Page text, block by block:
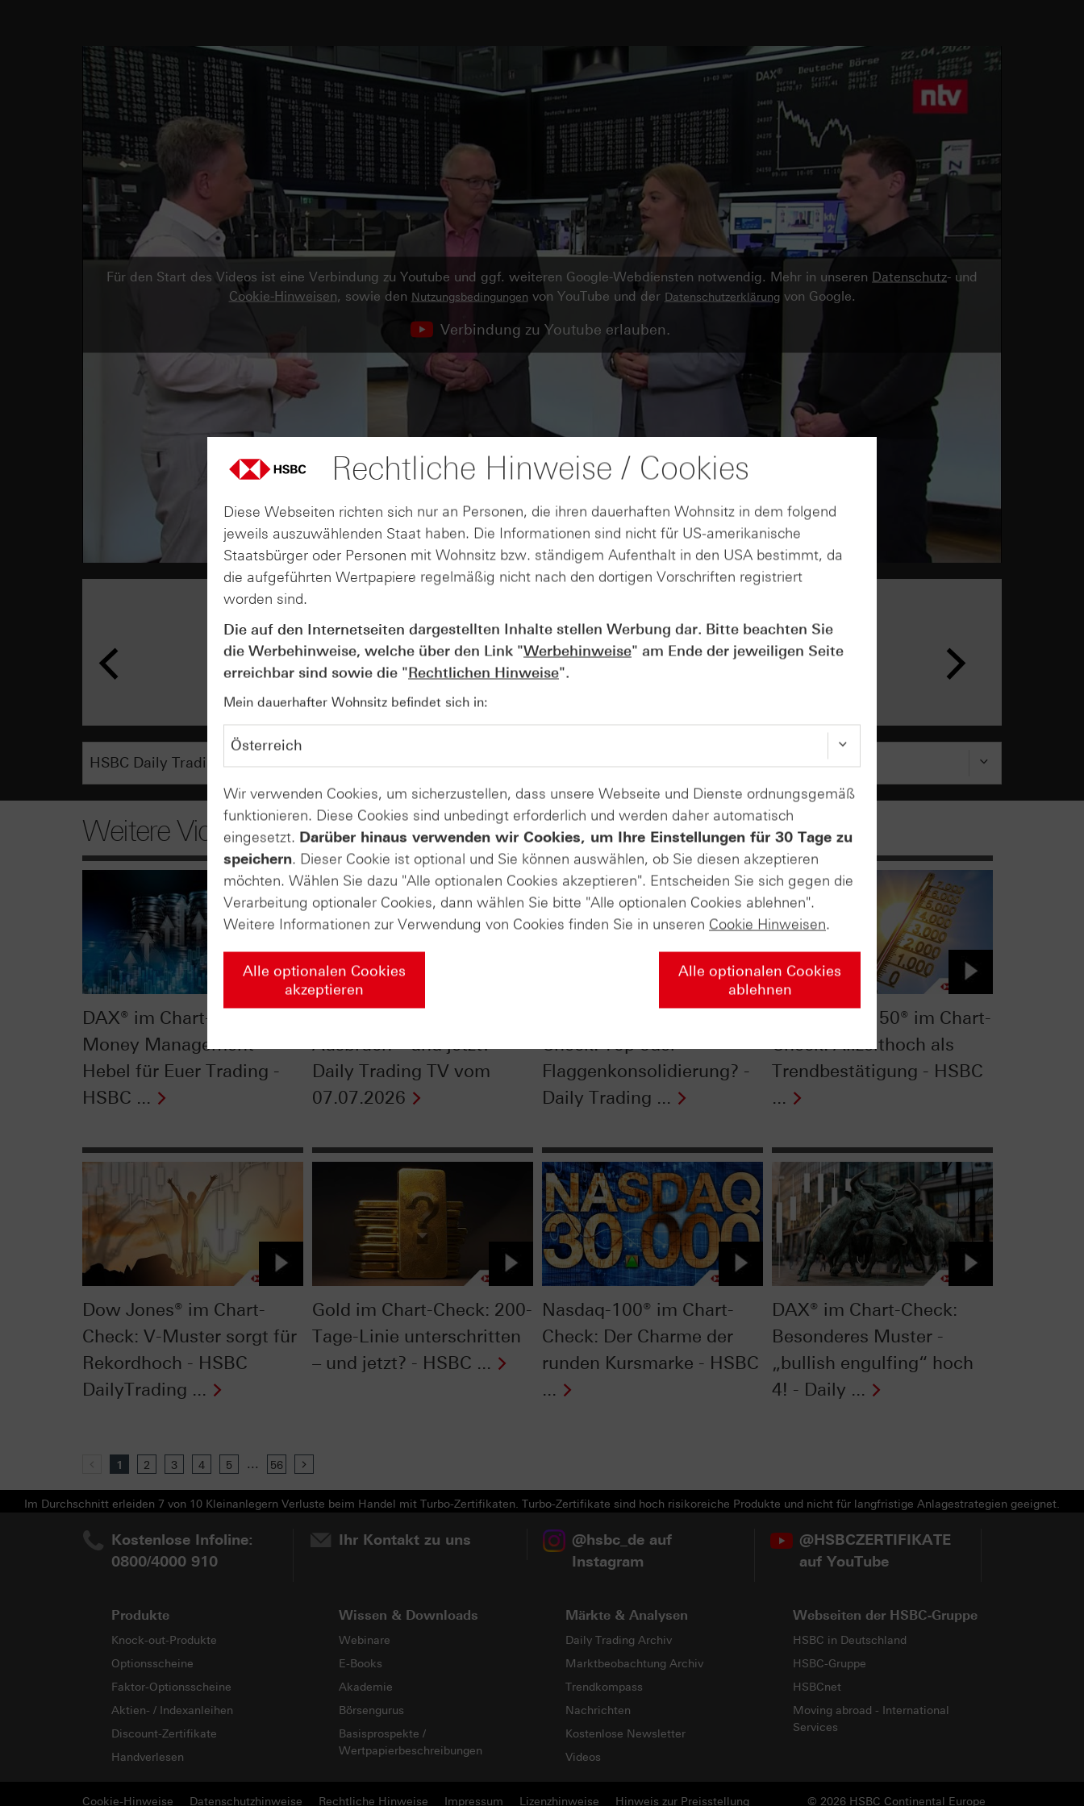
Für den Start des Videos ist eine Verbindung zu Youtube und ggf. weiteren Google-Webdiensten notwendig. Mehr in unseren Datenschutz- und
Cookie-Hinweisen, sowie den Nutzungsbedingungen von YouTube und der Datenschutzerklärungvon Google.
Verbindung zu Youtube erlauben.
AUGUST
07
Wie lange bleibt der DAX® in
Rekordlaune? - ntv Zertifikate
07.08.26
Weitere Videos
DAX® im Chart-Check:
Money Management -
Hebel für Euer Trading -
HSBC ...
Ausbruch – und jetzt? -
Daily Trading TV vom
07.07.2026
Check: Top oder
Flaggenkonsolidierung? -
Daily Trading ...
Euro STOXX 50® im Chart-
Check: Allzeithoch als
Trendbestätigung - HSBC
...
Dow Jones® im Chart-
Check: V-Muster sorgt für
Rekordhoch - HSBC
DailyTrading ...
Gold im Chart-Check: 200-
Tage-Linie unterschritten
– und jetzt? - HSBC ...
Nasdaq-100® im Chart-
Check: Der Charme der
runden Kursmarke - HSBC
...
DAX® im Chart-Check:
Besonderes Muster -
„bullish engulfing“ hoch
4! - Daily ...
Previous
1 2 3 4 5 ... 56
Im Durchschnitt erleiden 7 von 10 Kleinanlegern Verluste beim Handel mit Turbo-Zertifikaten. Turbo-Zertifikate sind hoch risikoreiche Produkte und nicht für langfristige Anlagestrategien geeignet.
Kostenlose Infoline:
0800/4000 910
Ihr Kontakt zu uns
@hsbc_de auf
Instagram
@HSBCZERTIFIKATE
auf YouTube
Produkte
Knock-out-Produkte
Optionsscheine
Faktor-Optionsscheine
Aktien- / Indexanleihen
Discount-Zertifikate
Handverlesen
Wissen & Downloads
Webinare
E-Books
Akademie
Börsengurus
Basisprospekte /
Wertpapierbeschreibungen
Märkte & Analysen
Daily Trading Archiv
Marktbeobachtung Archiv
Trendkompass
Nachrichten
Kostenlose Newsletter
Videos
Webseiten der HSBC-Gruppe
HSBC in Deutschland
HSBC-Gruppe
HSBCnet
Moving abroad - International
Services
Cookie-Hinweise Datenschutzhinweise Rechtliche Hinweise Impressum Lizenzhinweise © 2026 HSBC Continental Europe
Hinweis zur Preisstellung
Rechtliche Hinweise / Cookies
Diese Webseiten richten sich nur an Personen, die ihren dauerhaften Wohnsitz in dem folgend
jeweils auszuwählenden Staat haben. Die Informationen sind nicht für US-amerikanische
Staatsbürger oder Personen mit Wohnsitz bzw. ständigem Aufenthalt in den USA bestimmt, da
die aufgeführten Wertpapiere regelmäßig nicht nach den dortigen Vorschriften registriert
worden sind.
Die auf den Internetseiten dargestellten Inhalte stellen Werbung dar. Bitte beachten Sie
die Werbehinweise, welche über den Link "Werbehinweise" am Ende der jeweiligen Seite
erreichbar sind sowie die "Rechtlichen Hinweise".
Mein dauerhafter Wohnsitz befindet sich in:
Wir verwenden Cookies, um sicherzustellen, dass unsere Webseite und Dienste ordnungsgemäß
funktionieren. Diese Cookies sind unbedingt erforderlich und werden daher automatisch
eingesetzt. Darüber hinaus verwenden wir Cookies, um Ihre Einstellungen für 30 Tage zu
speichern. Dieser Cookie ist optional und Sie können auswählen, ob Sie diesen akzeptieren
möchten. Wählen Sie dazu "Alle optionalen Cookies akzeptieren". Entscheiden Sie sich gegen die
Verarbeitung optionaler Cookies, dann wählen Sie bitte "Alle optionalen Cookies ablehnen".
Weitere Informationen zur Verwendung von Cookies finden Sie in unseren Cookie Hinweisen.
Alle optionalen Cookies
akzeptieren
Alle optionalen Cookies
ablehnen